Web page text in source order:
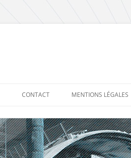
CONTACT MENTIONS LÉGALES